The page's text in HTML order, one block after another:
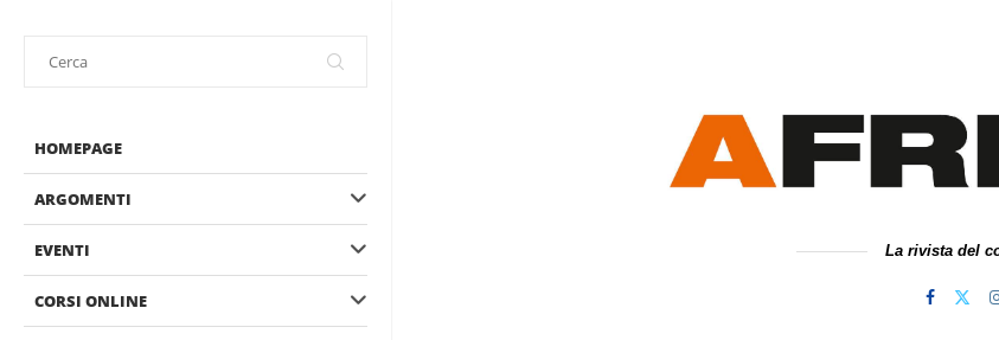
HOMEPAGE
ARGOMENTI
EVENTI
CORSI ONLINE
La rivista del